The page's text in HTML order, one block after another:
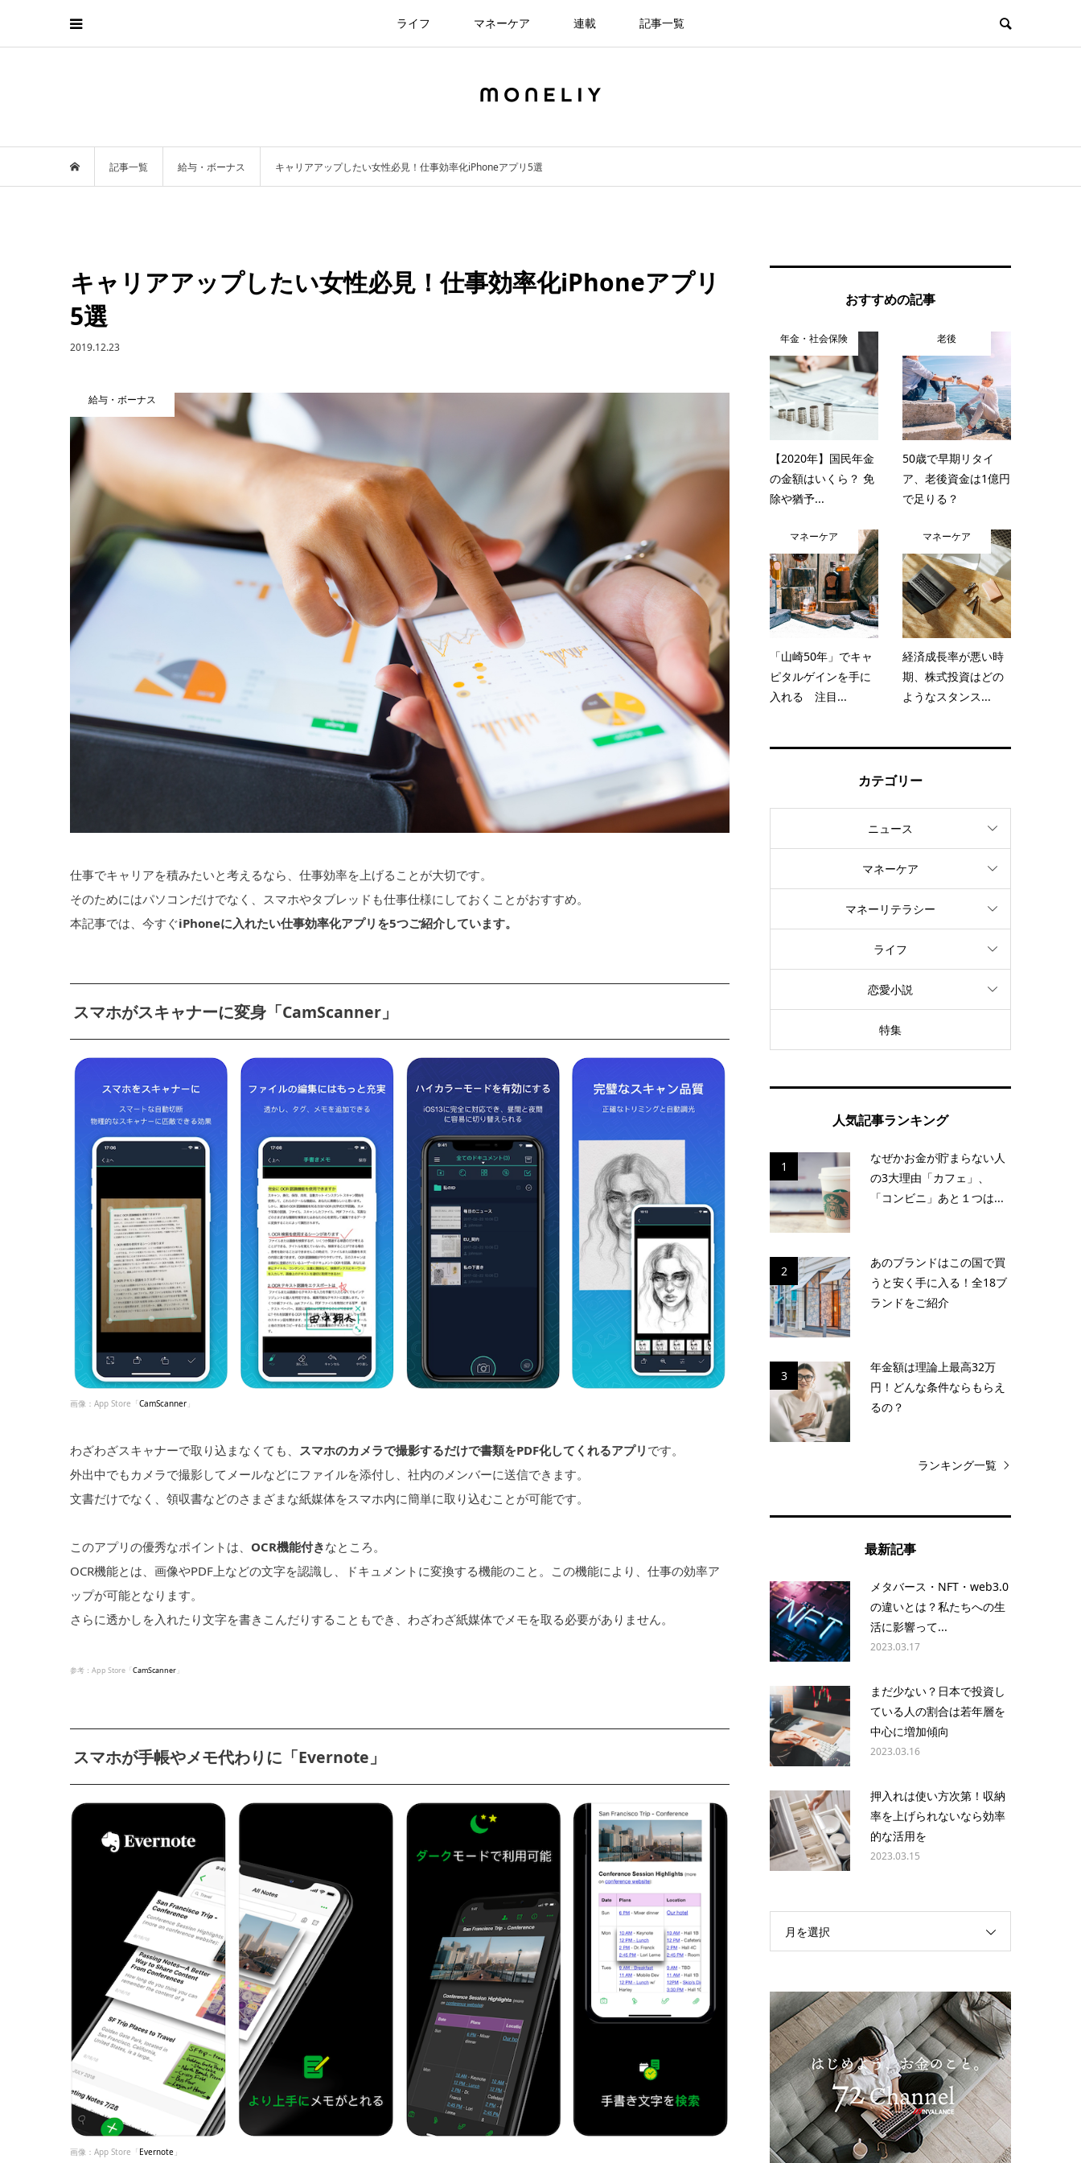
ライフ マネーケア 連載 記事一覧
記事一覧 給与・ボーナス キャリアアップしたい女性必見！仕事効率化iPhoneアプリ5選
キャリアアップしたい女性必見！仕事効率化iPhoneアプリ
5選
2019.12.23
給与・ボーナス
仕事でキャリアを積みたいと考えるなら、仕事効率を上げることが大切です。
そのためにはパソコンだけでなく、スマホやタブレッドも仕事仕様にしておくことがおすすめ。
本記事では、今すぐiPhoneに入れたい仕事効率化アプリを5つご紹介しています。
スマホがスキャナーに変身「CamScanner」
画像：App Store「 CamScanner 」
わざわざスキャナーで取り込まなくても、 スマホのカメラで撮影するだけで書類をPDF化してくれるアプリ です。
外出中でもカメラで撮影してメールなどにファイルを添付し、社内のメンバーに送信できます。
文書だけでなく、領収書などのさまざまな紙媒体をスマホ内に簡単に取り込むことが可能です。
このアプリの優秀なポイントは、 OCR機能付きなところ。
OCR機能とは、画像やPDF上などの文字を認識し、ドキュメントに変換する機能のこと。この機能により、仕事の効率ア
ップが可能となります。
さらに透かしを入れたり文字を書きこんだりすることもでき、わざわざ紙媒体でメモを取る必要がありません。
参考：App Store「CamScanner 」
スマホが手帳やメモ代わりに「Evernote」
画像：App Store「 Evernote 」
おすすめの記事
年金・社会保険
【2020年】国民年金
の金額はいくら？ 免
除や猶予...
老後
50歳で早期リタイ
ア、老後資金は1億円
で足りる？
マネーケア
「山崎50年」でキャ
ピタルゲインを手に
入れる 注目...
マネーケア
経済成長率が悪い時
期、株式投資はどの
ようなスタンス...
カテゴリー
ニュース
マネーケア
マネーリテラシー
ライフ
恋愛小説
特集
人気記事ランキング
1
なぜかお金が貯まらない人
の3大理由「カフェ」、
「コンビニ」あと１つは...
2
あのブランドはこの国で買
うと安く手に入る！全18ブ
ランドをご紹介
3
年金額は理論上最高32万
円！どんな条件ならもらえ
るの？
ランキング一覧
最新記事
メタバース・NFT・web3.0
の違いとは？私たちへの生
活に影響って...
2023.03.17
まだ少ない？日本で投資し
ている人の割合は若年層を
中心に増加傾向
2023.03.16
押入れは使い方次第！収納
率を上げられないなら効率
的な活用を
2023.03.15
月を選択